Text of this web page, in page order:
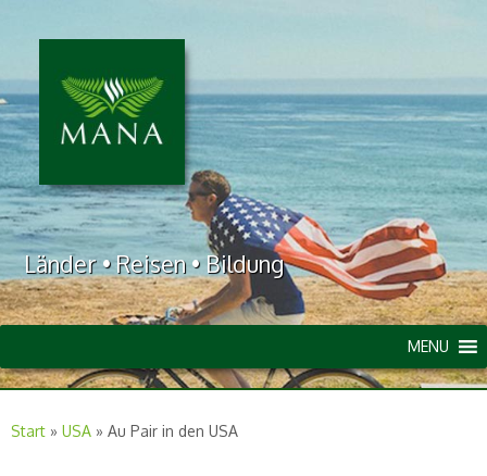
Länder • Reisen • Bildung
MENU
Start » USA » Au Pair in den USA